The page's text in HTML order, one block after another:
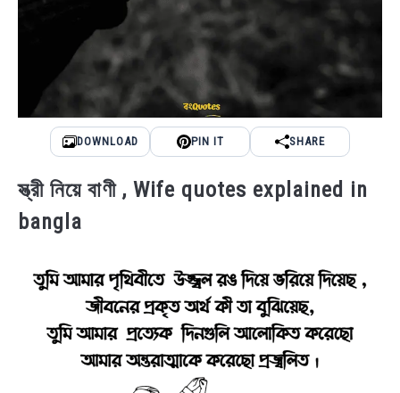
DOWNLOAD PIN IT SHARE
স্ত্রী নিয়ে বাণী , Wife quotes explained in
bangla